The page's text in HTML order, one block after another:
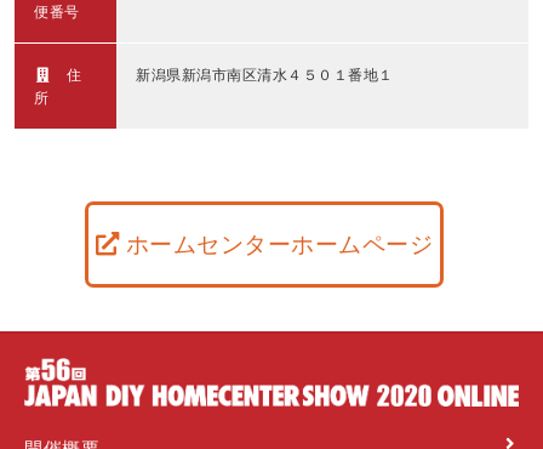
便番号
住
所
新潟県新潟市南区清水４５０１番地１
ホームセンターホームページ